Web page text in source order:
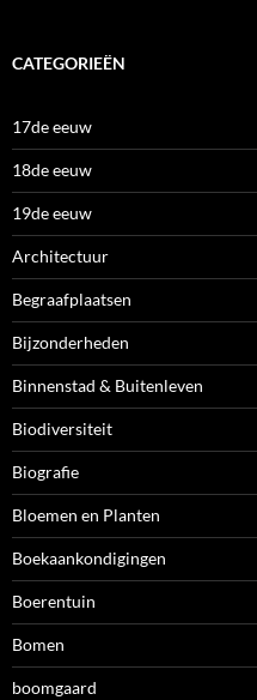
CATEGORIEËN
17de eeuw
18de eeuw
19de eeuw
Architectuur
Begraafplaatsen
Bijzonderheden
Binnenstad & Buitenleven
Biodiversiteit
Biografie
Bloemen en Planten
Boekaankondigingen
Boerentuin
Bomen
boomgaard